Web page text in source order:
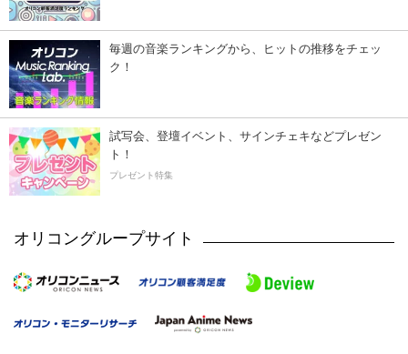
毎週の音楽ランキングから、ヒットの推移をチェッ
ク！
試写会、登壇イベント、サインチェキなどプレゼン
ト！
プレゼント特集
オリコングループサイト